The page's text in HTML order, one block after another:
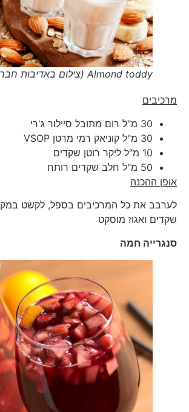
Almond toddy (צילום באדיבות חברת הכרם)
מרכיבים
30 מ"ל רום מתובל סיילור ג'רי
30 מ"ל קוניאק רמי מרטן VSOP
10 מ"ל ליקר רוטן שקדים
50 מ"ל חלב שקדים רותח
אופן ההכנה
לערבב את כל המרכיבים בספל, לקשט במקל
שקדים ואגוז מוסקט
סנגרייה חמה